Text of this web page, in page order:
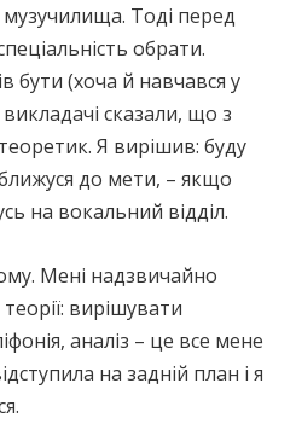
Тоді перед
обрати.
бути (хоча й навчався у
сказали, що з
Я вирішив: буду
до мети, – якщо
на вокальний відділ.
Мені надзвичайно
вирішувати
аналіз – це все мене
на задній план і я